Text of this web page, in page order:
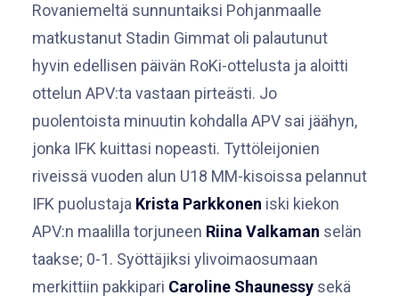
Rovaniemeltä sunnuntaiksi Pohjanmaalle
matkustanut Stadin Gimmat oli palautunut
hyvin edellisen päivän RoKi-ottelusta ja aloitti
ottelun APV:ta vastaan pirteästi. Jo
puolentoista minuutin kohdalla APV sai jäähyn,
jonka IFK kuittasi nopeasti. Tyttöleijonien
riveissä vuoden alun U18 MM-kisoissa pelannut
IFK puolustaja Krista Parkkonen iski kiekon
APV:n maalilla torjuneen Riina Valkaman selän
taakse; 0-1. Syöttäjiksi ylivoimaosumaan
merkittiin pakkipari Caroline Shaunessy sekä